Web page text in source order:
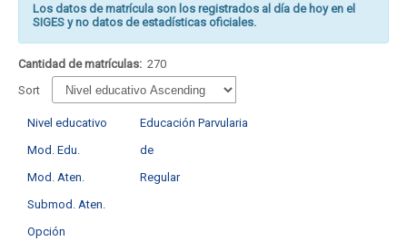
Los datos de matrícula son los registrados al día de hoy en el
SIGES y no datos de estadísticas oficiales.
Cantidad de matrículas: 270
Sort
Nivel educativo
Educación Parvularia
Mod. Edu.
de
Mod. Aten.
Regular
Submod. Aten.
Opción